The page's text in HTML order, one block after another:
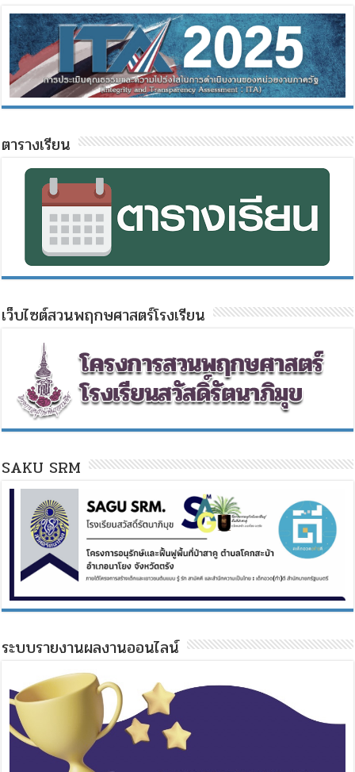
ตารางเรียน
เว็บไซต์สวนพฤกษศาสตร์โรงเรียน
SAKU SRM
ระบบรายงานผลงานออนไลน์